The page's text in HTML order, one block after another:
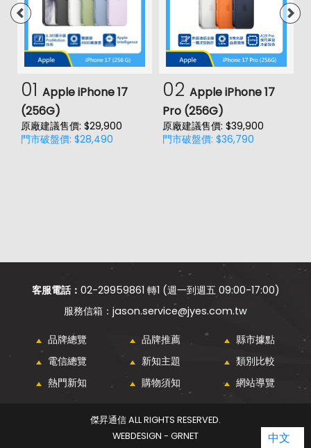
01 Apple iPhone 17
(256G)
原廠建議售價: $29,900
門市破盤價: $28,490
02 Apple iPhone 17
Pro (256G)
原廠建議售價: $39,900
門市破盤價: $36,790
客服電話： 02-29959861 轉1 (週一到週五 09:00-17:00)
jason.service@jyes.com.tw
品牌總覽 品牌推薦
縣市據點
電信總覽
新知主題
類別比較
熱門新知
購物須知 網站導覽
傑昇通信 ALL RIGHTS RESERVED.
WEBDESIGN - GRNET
中文